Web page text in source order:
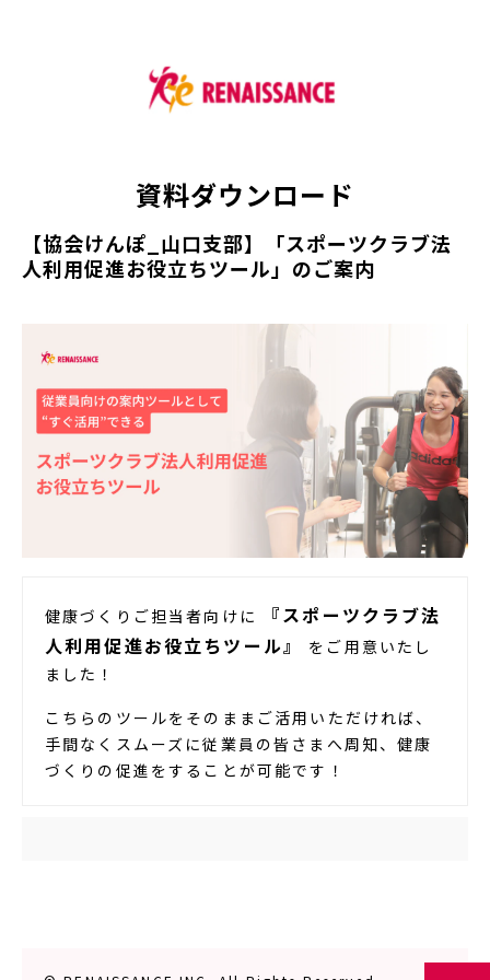
資料ダウンロード
【協会けんぽ_山口支部】「スポーツクラブ法
人利用促進お役立ちツール」のご案内
健康づくりご担当者向けに
『スポーツクラブ法
人利用促進お役立ちツール』
をご用意いたし
ました！
こちらのツールをそのままご活用いただければ、
手間なくスムーズに従業員の皆さまへ周知、健康
づくりの促進をすることが可能です！